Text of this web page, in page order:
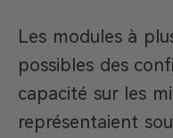
Les modules à
possibles des
capacité sur les
représentaient